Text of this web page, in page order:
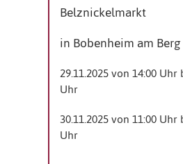
Belznickelmarkt
in Bobenheim am Berg
29.11.2025 von 14:00 Uhr
Uhr
30.11.2025 von 11:00 Uhr
Uhr